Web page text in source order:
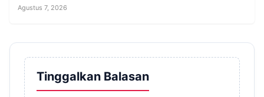
Agustus 7, 2026
Tinggalkan Balasan